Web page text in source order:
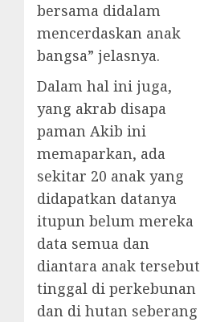
bersama didalam
mencerdaskan anak
bangsa” jelasnya.
Dalam hal ini juga,
yang akrab disapa
paman Akib ini
memaparkan, ada
sekitar 20 anak yang
didapatkan datanya
itupun belum mereka
data semua dan
diantara anak tersebut
tinggal di perkebunan
dan di hutan seberang